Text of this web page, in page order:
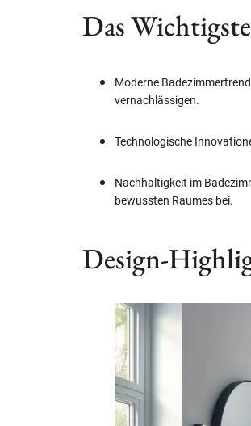
Das
Moderne
vernachlässigen.
Technologische
Nachhaltigkeit im
bewussten Raumes bei.
Design-